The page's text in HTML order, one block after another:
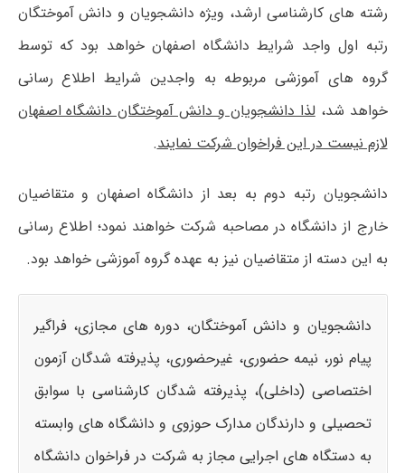
رشته های کارشناسی ارشد، ویژه دانشجویان و دانش آموختگان
رتبه اول واجد شرایط دانشگاه اصفهان خواهد بود که توسط
گروه های آموزشی مربوطه به واجدین شرایط اطلاع رسانی
خواهد شد،لذا دانشجویان و دانش آموختگان دانشگاه اصفهان
لازم نیست در این فراخوان شرکت نمایند.
دانشجویان رتبه دوم به بعد از دانشگاه اصفهان و متقاضیان
خارج از دانشگاه در مصاحبه شرکت خواهند نمود؛ اطلاع رسانی
به این دسته از متقاضیان نیز به عهده گروه آموزشی خواهد بود.
دانشجویان و دانش آموختگان، دوره های مجازی، فراگیر
پیام نور، نیمه حضوری، غیرحضوری، پذیرفته شدگان آزمون
اختصاصی (داخلی)، پذیرفته شدگان کارشناسی با سوابق
تحصیلی و دارندگان مدارک حوزوی و دانشگاه های وابسته
به دستگاه های اجرایی مجاز به شرکت در فراخوان دانشگاه